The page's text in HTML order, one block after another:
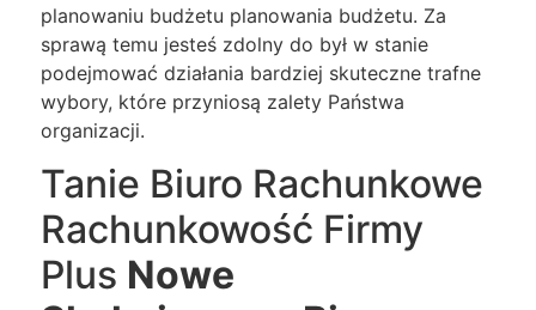
planowaniu budżetu planowania budżetu. Za
sprawą temu jesteś zdolny do był w stanie
podejmować działania bardziej skuteczne trafne
wybory, które przyniosą zalety Państwa
organizacji.
Tanie Biuro Rachunkowe
Rachunkowość Firmy
Plus Nowe